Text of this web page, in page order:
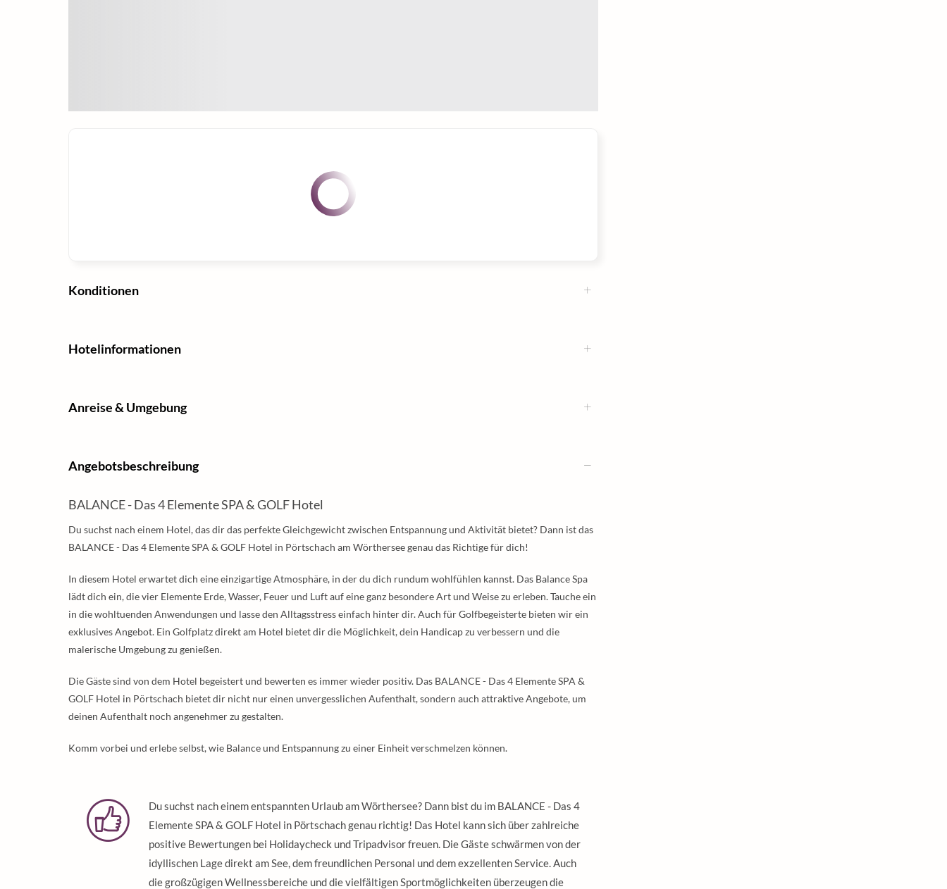
Konditionen
Hotelinformationen
Anreise & Umgebung
Angebotsbeschreibung
BALANCE - Das 4 Elemente SPA & GOLF Hotel
Du suchst nach einem Hotel, das dir das perfekte Gleichgewicht zwischen Entspannung und Aktivität bietet? Dann ist das
BALANCE - Das 4 Elemente SPA & GOLF Hotel in Pörtschach am Wörthersee genau das Richtige für dich!
In diesem Hotel erwartet dich eine einzigartige Atmosphäre, in der du dich rundum wohlfühlen kannst. Das Balance Spa
lädt dich ein, die vier Elemente Erde, Wasser, Feuer und Luft auf eine ganz besondere Art und Weise zu erleben. Tauche ein
in die wohltuenden Anwendungen und lasse den Alltagsstress einfach hinter dir. Auch für Golfbegeisterte bieten wir ein
exklusives Angebot. Ein Golfplatz direkt am Hotel bietet dir die Möglichkeit, dein Handicap zu verbessern und die
malerische Umgebung zu genießen.
Die Gäste sind von dem Hotel begeistert und bewerten es immer wieder positiv. Das BALANCE - Das 4 Elemente SPA &
GOLF Hotel in Pörtschach bietet dir nicht nur einen unvergesslichen Aufenthalt, sondern auch attraktive Angebote, um
deinen Aufenthalt noch angenehmer zu gestalten.
Komm vorbei und erlebe selbst, wie Balance und Entspannung zu einer Einheit verschmelzen können.
Du suchst nach einem entspannten Urlaub am Wörthersee? Dann bist du im BALANCE - Das 4
Elemente SPA & GOLF Hotel in Pörtschach genau richtig! Das Hotel kann sich über zahlreiche
positive Bewertungen bei Holidaycheck und Tripadvisor freuen. Die Gäste schwärmen von der
idyllischen Lage direkt am See, dem freundlichen Personal und dem exzellenten Service. Auch
die großzügigen Wellnessbereiche und die vielfältigen Sportmöglichkeiten überzeugen die